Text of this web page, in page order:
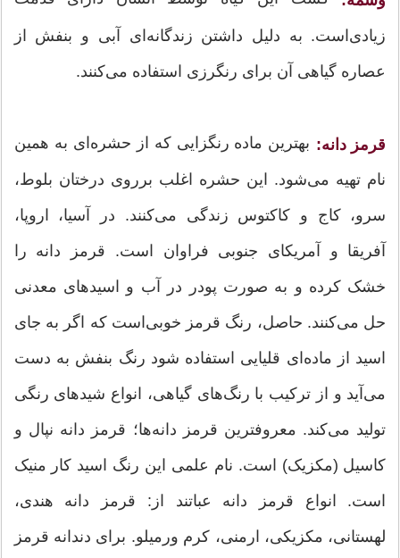
زیادی‌است. به دلیل داشتن زندگانه‌ای آبی و بنفش از
عصاره گیاهی آن برای رنگرزی استفاده می‌کنند.
قرمز دانه: بهترین ماده رنگزایی که از حشره‌ای به همین
نام تهیه می‌شود. این حشره اغلب برروی درختان بلوط،
سرو، کاج و کاکتوس زندگی می‌کنند. در آسیا، اروپا،
آفریقا و آمریکای جنوبی فراوان است. قرمز دانه را
خشک کرده و به صورت پودر در آب و اسیدهای معدنی
حل می‌کنند. حاصل، رنگ قرمز خوبی‌است که اگر به جای
اسید از ماده‌ای قلیایی استفاده شود رنگ بنفش به دست
می‌آید و از ترکیب با رنگ‌های گیاهی، انواع شیدهای رنگی
تولید می‌کند. معروفترین قرمز دانه‌ها؛ قرمز دانه نپال و
کاسیل (مکزیک) است. نام علمی این رنگ اسید کار منیک
است. انواع قرمز دانه عباتند از: قرمز دانه هندی،
لهستانی، مکزیکی، ارمنی، کرم ورمیلو. برای دندانه قرمز